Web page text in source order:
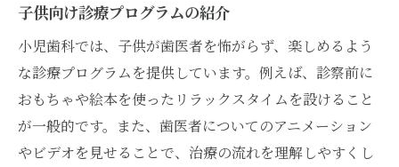
子供向け診療プログラムの紹介
小児歯科では、子供が歯医者を怖がらず、楽しめるよう
な診療プログラムを提供しています。例えば、診察前に
おもちゃや絵本を使ったリラックスタイムを設けること
が一般的です。また、歯医者についてのアニメーション
やビデオを見せることで、治療の流れを理解しやすくし